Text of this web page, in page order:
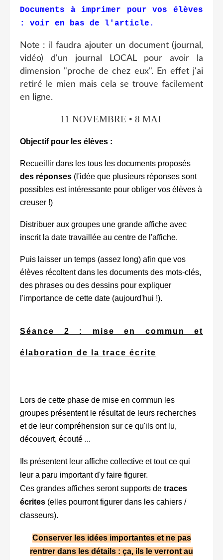
Documents à imprimer pour vos élèves
: voir en bas de l'article.
Note : il faudra ajouter un document (journal,
vidéo) d'un journal LOCAL pour avoir la
dimension "proche de chez eux". En effet j'ai
retiré le mien mais cela se trouve facilement
en ligne.
11 NOVEMBRE • 8 MAI
Objectif pour les élèves :
Recueillir dans les tous les documents proposés
des réponses (l'idée que plusieurs réponses sont
possibles est intéressante pour obliger vos élèves à
creuser !)
Distribuer aux groupes une grande affiche avec
inscrit la date travaillée au centre de l'affiche.
Puis laisser un temps (assez long) afin que vos
élèves récoltent dans les documents des mots-clés,
des phrases ou des dessins pour expliquer
l'importance de cette date (aujourd'hui !).
Séance 2 : mise en commun et
élaboration de la trace écrite
Lors de cette phase de mise en commun les
groupes présentent le résultat de leurs recherches
et de leur compréhension sur ce qu'ils ont lu,
découvert, écouté ...
Ils présentent leur affiche collective et tout ce qui
leur a paru important d'y faire figurer.
Ces grandes affiches seront supports de traces
écrites (elles pourront figurer dans les cahiers /
classeurs).
Conserver les idées importantes et ne pas
rentrer dans les détails : ça, ils le verront au